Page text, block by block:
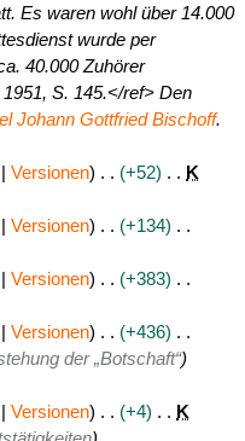
Es waren wohl über 14.000
wurde per
40.000 Zuhörer
S. 145.</ref> Den
Johann Gottfried Bischoff.
Versionen +52
K
Versionen
+134
Versionen
+383
Versionen
+436
der „Botschaft“
Versionen +4
K